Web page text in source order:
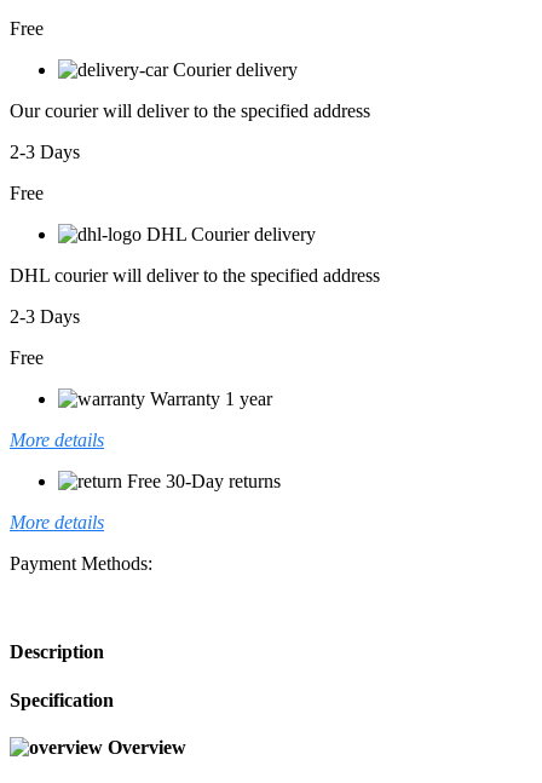
Free
Courier delivery
Our courier will deliver to the specified address
2-3 Days
Free
DHL Courier delivery
DHL courier will deliver to the specified address
2-3 Days
Free
Warranty 1 year
More details
Free 30-Day returns
More details
Payment Methods:
Description
Specification
Overview